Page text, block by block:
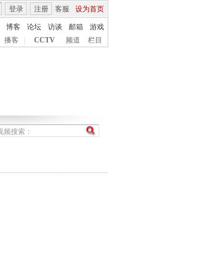
客服 设为首页
登录 注册
博客 论坛 访谈 邮箱
游戏
播客 CCTV 频道 栏目